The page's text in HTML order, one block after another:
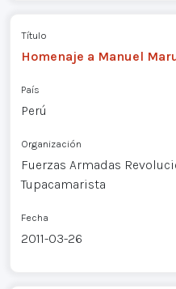
Título
Homenaje a Manuel
País
Perú
Organización
Fuerzas Armadas
Tupacamarista
Fecha
2011-03-26